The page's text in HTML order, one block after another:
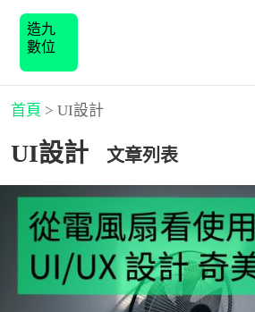
造九
數位
首頁 > UI設計
UI設計 文章列表